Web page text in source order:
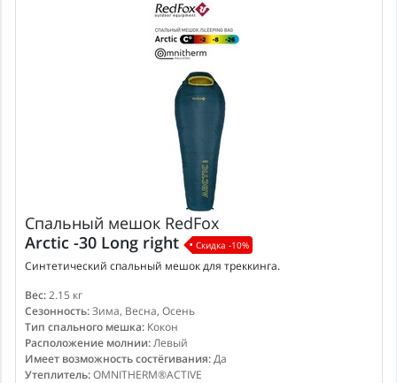
Спальный мешок RedFox
Arctic -30 Long right
Скидка -10%
Синтетический спальный мешок для треккинга.
Вес:2.15 кг
Сезонность:Зима, Весна, Осень
Тип спального мешка: Кокон
Расположение молнии:Левый
Имеет возможность состёгивания:Да
Утеплитель:OMNITHERM®ACTIVE